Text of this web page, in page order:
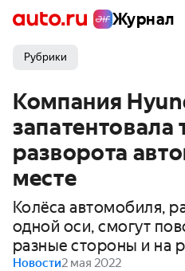
Журнал
Рубрики
Компания
запатентовала
разворота
месте
Колёса автомобиля,
одной оси, смогут
разные стороны и на
Новости2 мая 2022